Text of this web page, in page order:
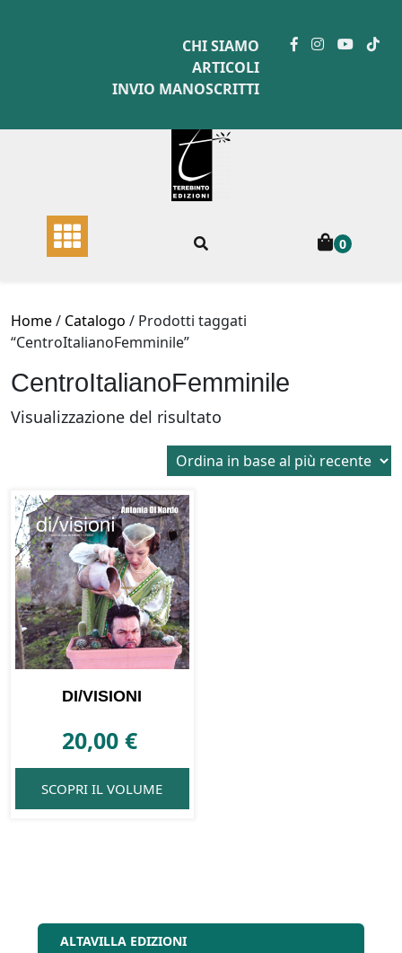
CHI SIAMO
ARTICOLI
INVIO MANOSCRITTI
0
Home/ Catalogo / Prodotti taggati
“CentroItalianoFemminile”
CentroItalianoFemminile
Visualizzazione del risultato
DI/VISIONI
20,00€
SCOPRI IL VOLUME
ALTAVILLA EDIZIONI